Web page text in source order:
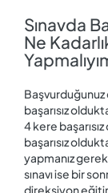
Sınavda
Ne
Başvurduğunuz
başarısız
4 kere başarısız
başarısız
yapmanız
sınavı ise bir
direksiyon